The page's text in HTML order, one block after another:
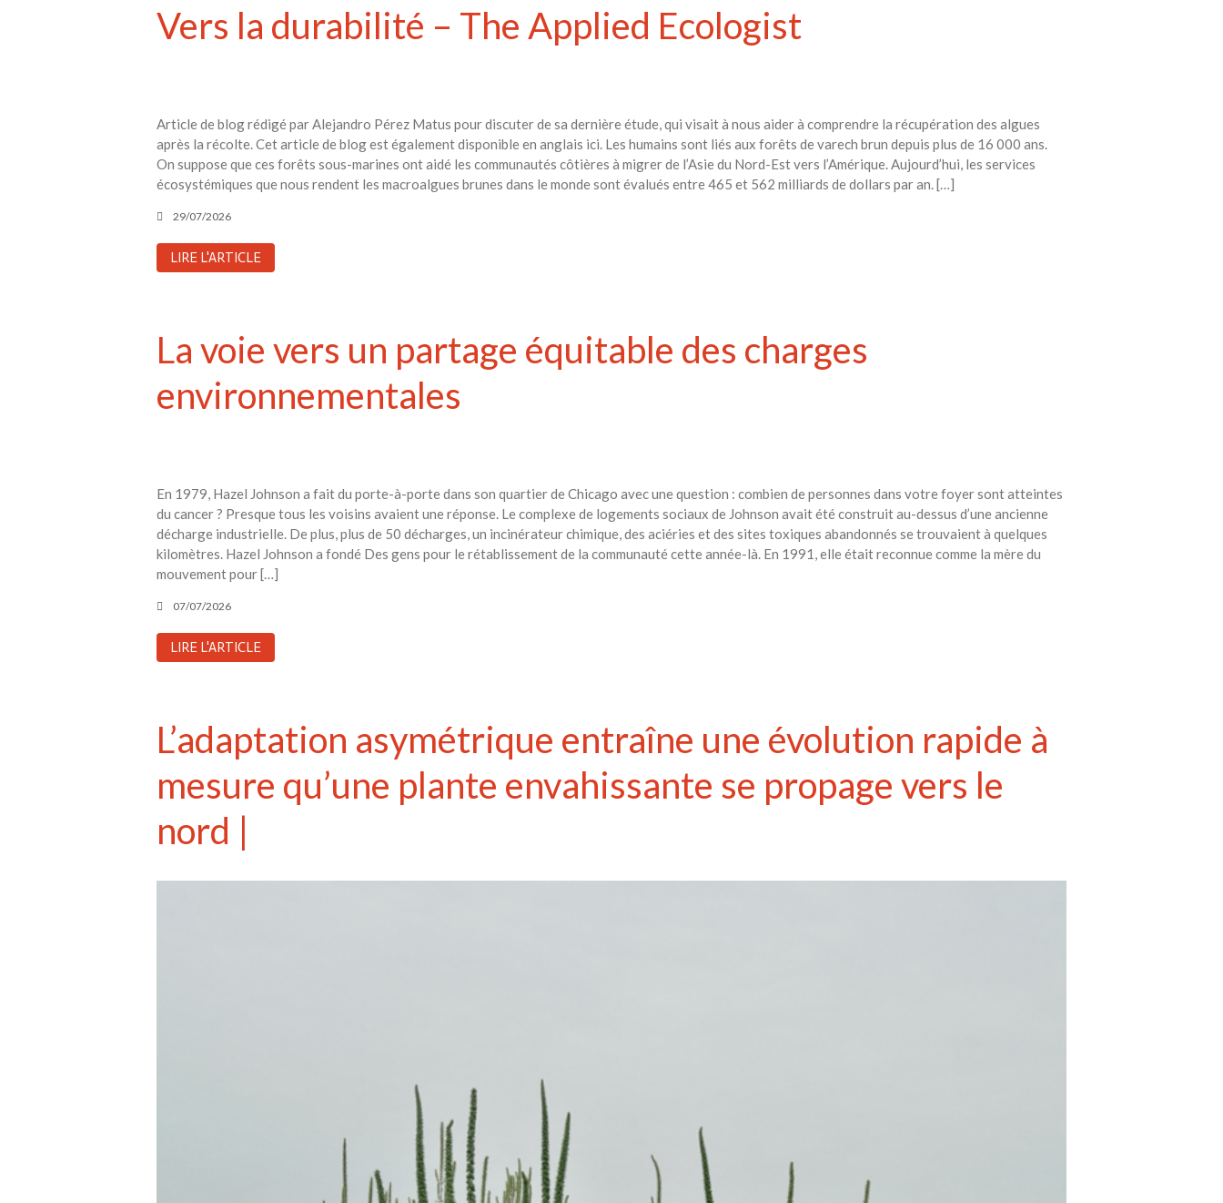
Vers la durabilité – The Applied Ecologist
Article de blog rédigé par Alejandro Pérez Matus pour discuter de sa dernière étude, qui visait à nous aider à comprendre la récupération des algues
après la récolte. Cet article de blog est également disponible en anglais ici. Les humains sont liés aux forêts de varech brun depuis plus de 16 000 ans.
On suppose que ces forêts sous-marines ont aidé les communautés côtières à migrer de l’Asie du Nord-Est vers l’Amérique. Aujourd’hui, les services
écosystémiques que nous rendent les macroalgues brunes dans le monde sont évalués entre 465 et 562 milliards de dollars par an. […]
29/07/2026
LIRE L'ARTICLE
La voie vers un partage équitable des charges
environnementales
En 1979, Hazel Johnson a fait du porte-à-porte dans son quartier de Chicago avec une question : combien de personnes dans votre foyer sont atteintes
du cancer ? Presque tous les voisins avaient une réponse. Le complexe de logements sociaux de Johnson avait été construit au-dessus d’une ancienne
décharge industrielle. De plus, plus de 50 décharges, un incinérateur chimique, des aciéries et des sites toxiques abandonnés se trouvaient à quelques
kilomètres. Hazel Johnson a fondé Des gens pour le rétablissement de la communauté cette année-là. En 1991, elle était reconnue comme la mère du
mouvement pour […]
07/07/2026
LIRE L'ARTICLE
L’adaptation asymétrique entraîne une évolution rapide à
mesure qu’une plante envahissante se propage vers le
nord |